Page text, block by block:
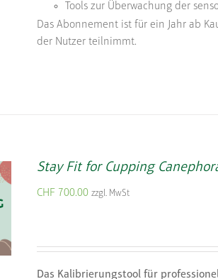
Tools zur Überwachung der
Das Abonnement ist für ein Jahr ab
der Nutzer teilnimmt.
Stay Fit for Cupping
CHF 700.00 zzgl. MwSt
Das Kalibrierungstool für